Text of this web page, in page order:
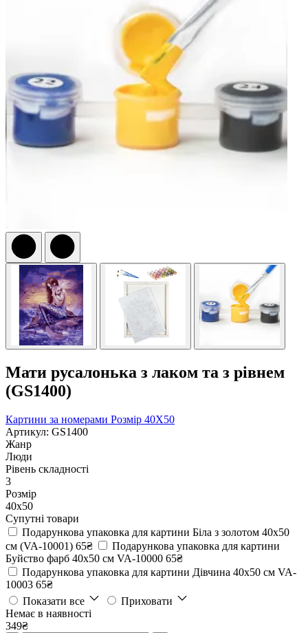
Мати русалонька з лаком та з рівнем
(GS1400)
Картини за номерами Розмір 40Х50
Артикул: GS1400
Жанр
Люди
Рівень складності
3
Розмір
40х50
Супутні товари
Подарункова упаковка для картини Біла з золотом 40х50
см (VA-10001) 65₴
Подарункова упаковка для картини
Буйство фарб 40х50 см VA-10000 65₴
Подарункова упаковка для картини Дівчина 40х50 см VA-
10003 65₴
Показати все
Приховати
Немає в наявності
349₴